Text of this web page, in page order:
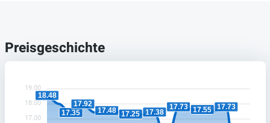
Preisgeschichte
19.00
18.00
17.00
18.48
17.35
17.92
17.48 17.25 17.38
17.73 17.55 17.73